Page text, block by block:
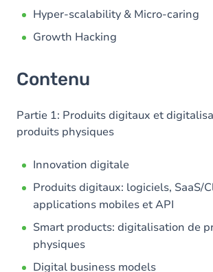
Hyper-scalability & Micro-caring
Growth Hacking
Contenu
Partie 1: Produits digitaux et
produits physiques
Innovation digitale
Produits digitaux: logiciels, SaaS/
applications mobiles et API
Smart products: digitalisation de
physiques
Digital business models